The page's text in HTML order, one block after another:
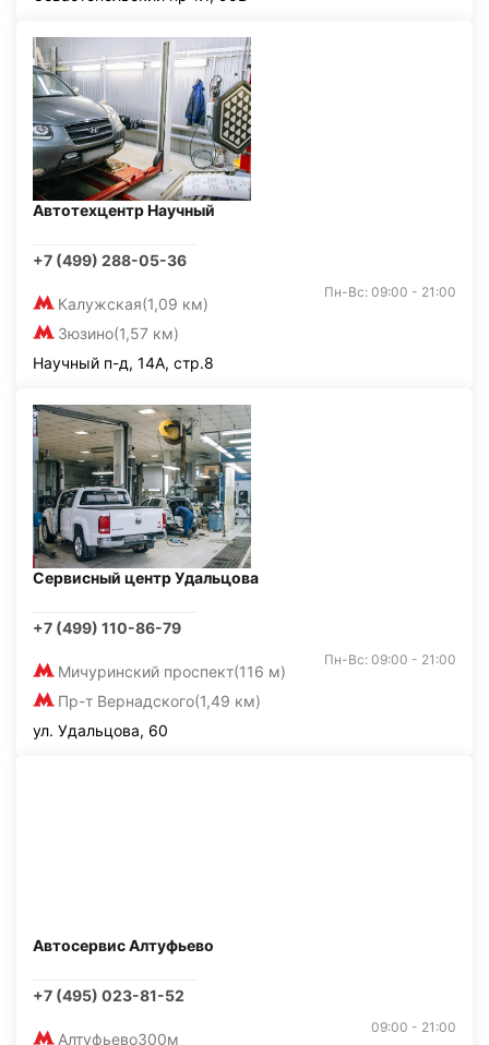
Автотехцентр Научный
+7 (499) 288-05-36
Калужская(1,09 км)
Зюзино(1,57 км)
Пн-Вс: 09:00 - 21:00
Научный п-д, 14А, стр.8
Сервисный центр Удальцова
+7 (499) 110-86-79
Мичуринский проспект(116 м)
Пр-т Вернадского(1,49 км)
Пн-Вс: 09:00 - 21:00
ул. Удальцова, 60
Автосервис Алтуфьево
+7 (495) 023-81-52
Алтуфьево300м
09:00 - 21:00